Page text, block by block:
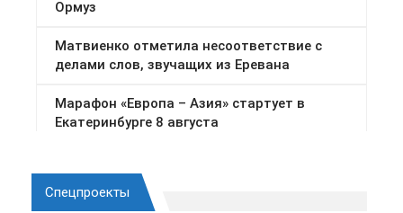
Спецпроекты